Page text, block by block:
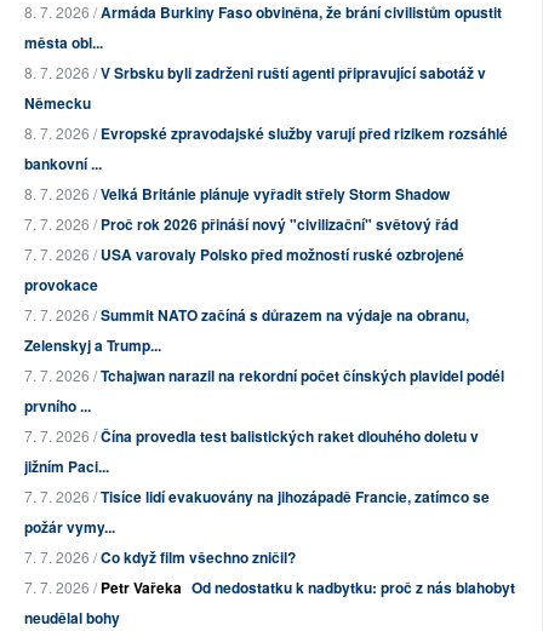
8. 7. 2026 /Armáda Burkiny Faso obviněna, že brání civilistům opustit
města obl...
8. 7. 2026 /V Srbsku byli zadrženi ruští agenti připravující sabotáž v
Německu
8. 7. 2026 /Evropské zpravodajské služby varují před rizikem rozsáhlé
bankovní ...
8. 7. 2026 /Velká Británie plánuje vyřadit střely Storm Shadow
7. 7. 2026 /Proč rok 2026 přináší nový "civilizační" světový řád
7. 7. 2026 /USA varovaly Polsko před možností ruské ozbrojené
provokace
7. 7. 2026 /Summit NATO začíná s důrazem na výdaje na obranu,
Zelenskyj a Trump...
7. 7. 2026 /Tchajwan narazil na rekordní počet čínských plavidel podél
prvního ...
7. 7. 2026 /Čína provedla test balistických raket dlouhého doletu v
jižním Paci...
7. 7. 2026 /Tisíce lidí evakuovány na jihozápadě Francie, zatímco se
požár vymy...
7. 7. 2026 /Co když film všechno zničil?
7. 7. 2026 /Petr Vařeka Od nedostatku k nadbytku: proč z nás blahobyt
neudělal bohy